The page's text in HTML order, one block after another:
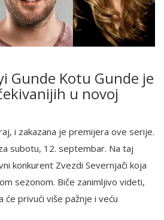
Gunde Kotu Gunde je
u novoj
i zakazana je premijera ove serije.
subotu, 12. septembar. Na taj
konkurent Zvezdi Severnjači koja
sezonom. Biče zanimljivo videti,
privući više pažnje i veću